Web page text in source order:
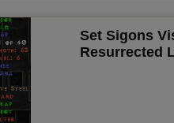
Set Sigons
Resurrected